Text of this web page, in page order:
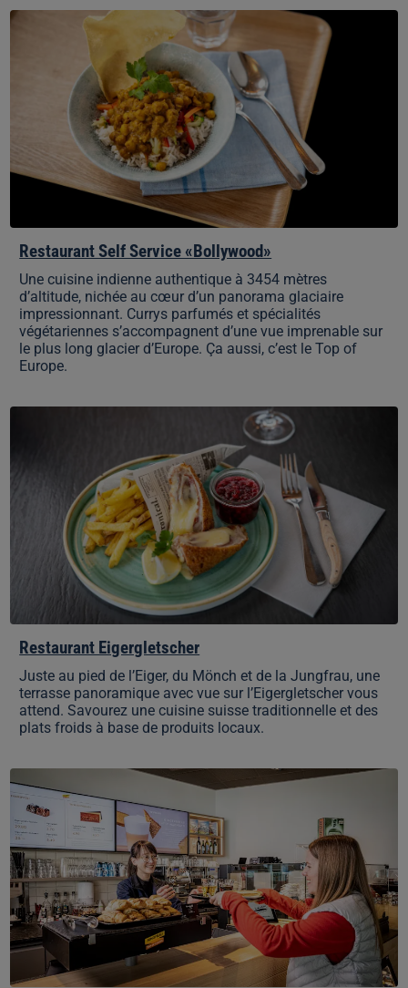
Restaurant
«Bollywood»
Restaurant Self Service «Bollywood»
Une cuisine indienne authentique à 3454 mètres
d’altitude, nichée au cœur d’un panorama glaciaire
impressionnant. Currys parfumés et spécialités
végétariennes s’accompagnent d’une vue imprenable sur
le plus long glacier d’Europe. Ça aussi, c’est le Top of
Europe.
Restaurant
Restaurant Eigergletscher
Juste au pied de l’Eiger, du Mönch et de la Jungfrau, une
terrasse panoramique avec vue sur l’Eigergletscher vous
attend. Savourez une cuisine suisse traditionnelle et des
plats froids à base de produits locaux.
Eigergletscher